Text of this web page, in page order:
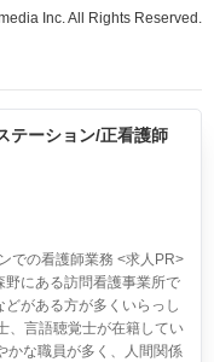
Inc. All Rights Reserved.
テーション/正看護師
での看護師業務 <求人PR>
にある訪問看護事業所で
がある方が多くいらっし
、言語聴覚士が在籍してい
かな職員が多く、人間関係